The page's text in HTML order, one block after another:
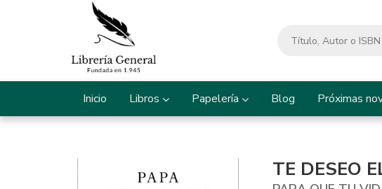
Inicio Libros Papelería Blog Próximas
TE DESEO